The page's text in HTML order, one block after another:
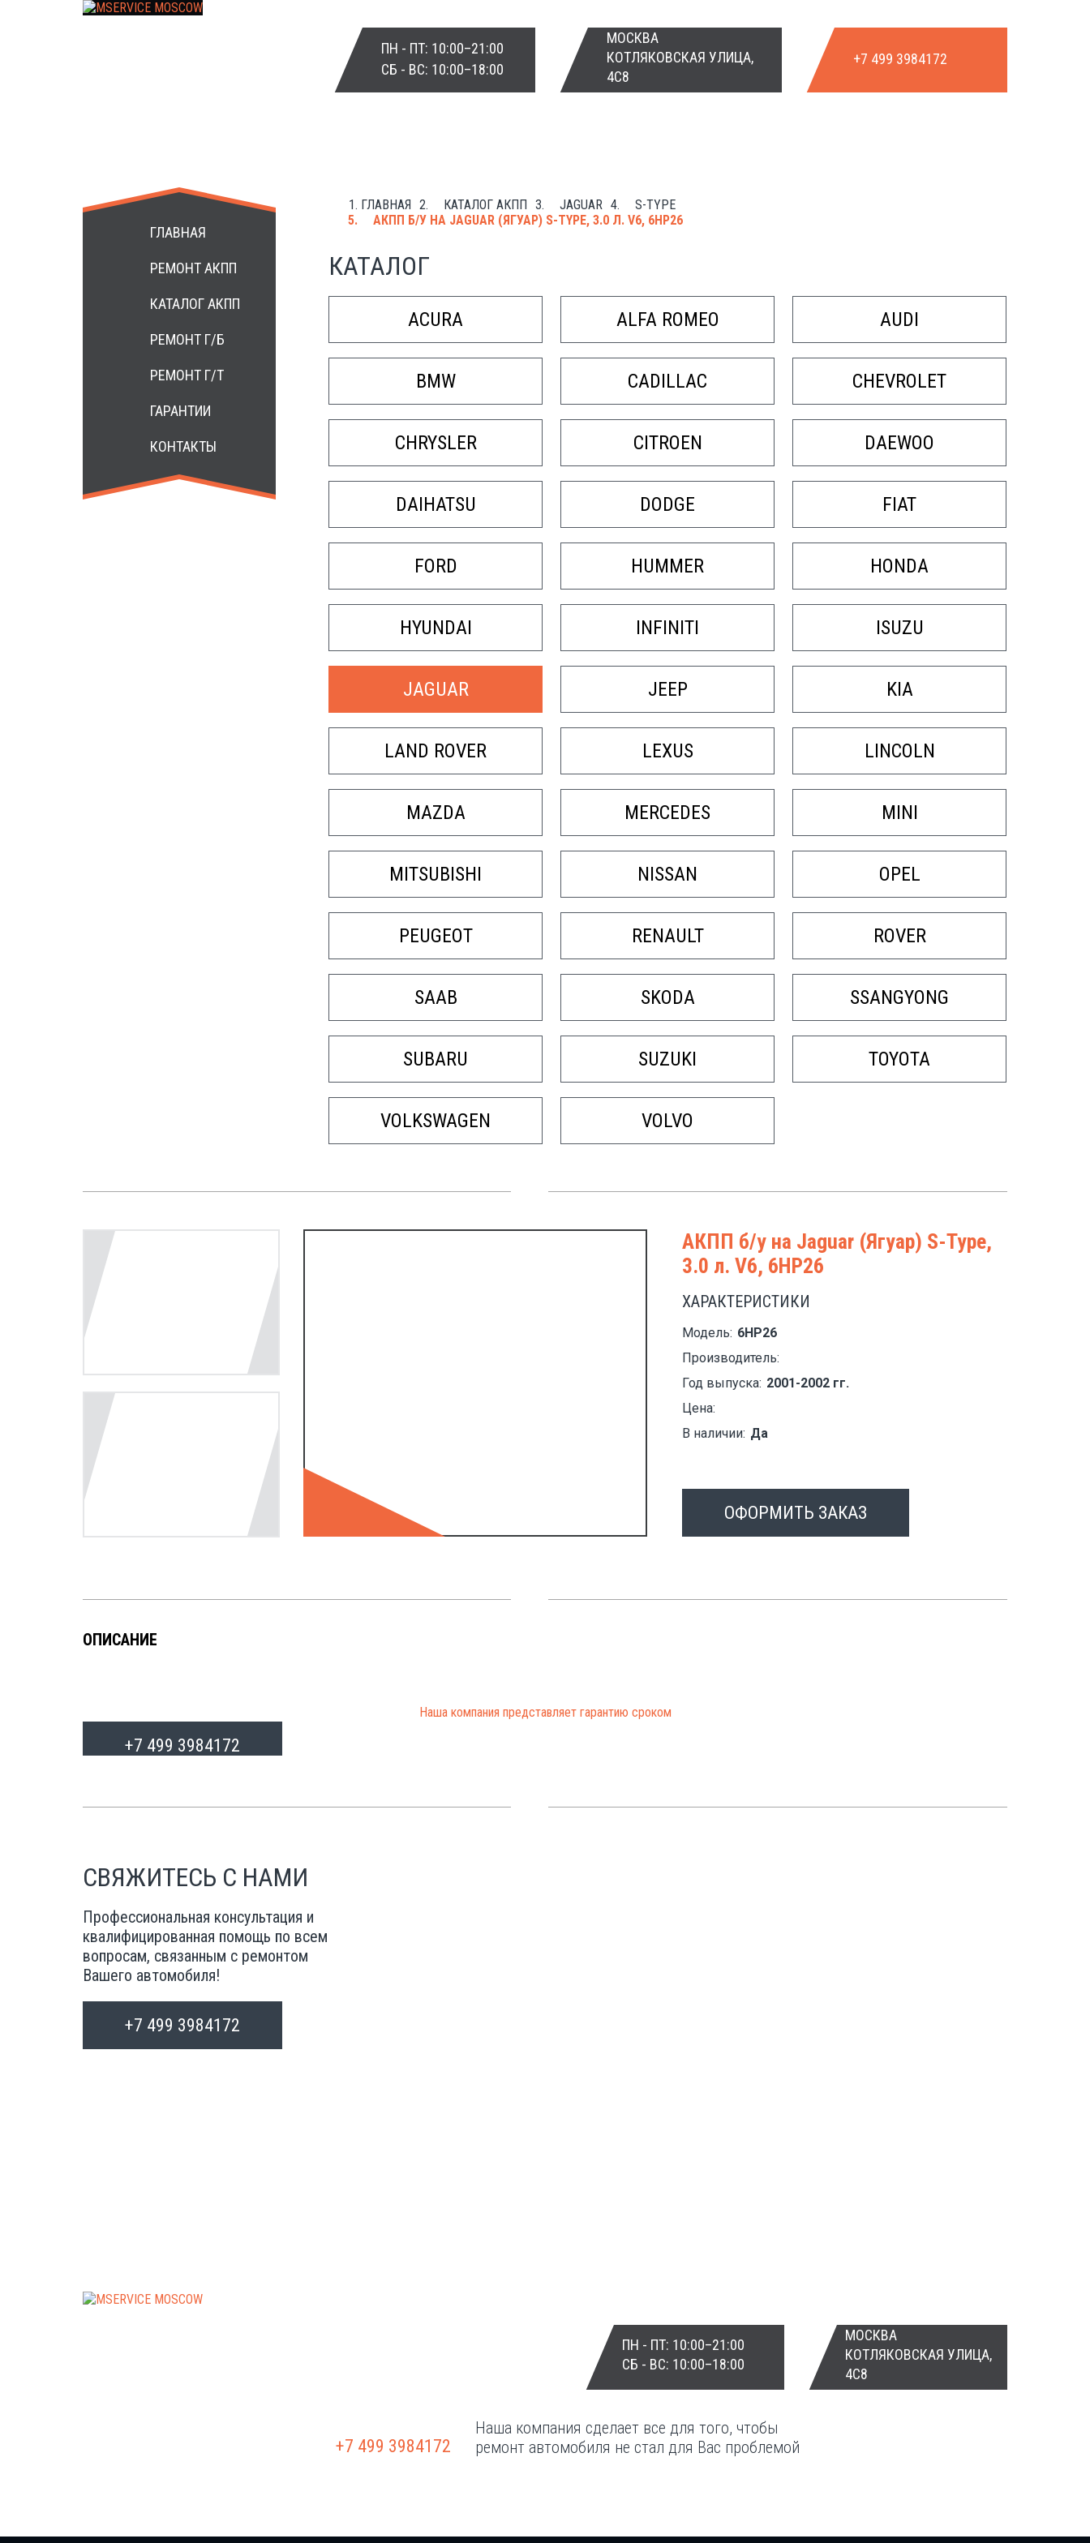
ПН - ПТ: 10:00–21:00
СБ - ВС: 10:00–18:00
МОСКВА
КОТЛЯКОВСКАЯ УЛИЦА,
4С8
+7 499 3984172
РЕМОНТ И ПРОДАЖА КОНТРАКТНЫХАКПП
+7 499 3984172
ГЛАВНАЯ
РЕМОНТ АКПП
КАТАЛОГ АКПП
РЕМОНТ Г/Б
РЕМОНТ Г/Т
ГАРАНТИИ
КОНТАКТЫ
ГЛАВНАЯ КАТАЛОГ АКПП JAGUAR
S-TYPE
АКПП Б/У НА JAGUAR (ЯГУАР) S-TYPE, 3.0 Л. V6, 6HP26
КАТАЛОГ
ACURA ALFA ROMEO AUDI
BMW CADILLAC CHEVROLET
CHRYSLER CITROEN DAEWOO
DAIHATSU DODGE FIAT
FORD HUMMER HONDA
HYUNDAI INFINITI ISUZU
JAGUAR JEEP KIA
LAND ROVER LEXUS LINCOLN
MAZDA MERCEDES MINI
MITSUBISHI NISSAN OPEL
PEUGEOT RENAULT ROVER
SAAB SKODA SSANGYONG
SUBARU SUZUKI TOYOTA
VOLKSWAGEN VOLVO
АКПП б/у на Jaguar (Ягуар) S-Type,
3.0 л. V6, 6HP26
ХАРАКТЕРИСТИКИ
Модель: 6HP26
Производитель:
Год выпуска: 2001-2002 гг.
Цена:
В наличии: Да
ОФОРМИТЬ ЗАКАЗ
ОПИСАНИЕ
Наша компания представляет гарантию сроком
+7 499 3984172
СВЯЖИТЕСЬ С НАМИ
Профессиональная консультация и
квалифицированная помощь по всем
вопросам, связанным с ремонтом
Вашего автомобиля!
+7 499 3984172
ПН - ПТ: 10:00–21:00
СБ - ВС: 10:00–18:00
МОСКВА
КОТЛЯКОВСКАЯ УЛИЦА,
4С8
+7 499 3984172
Наша компания сделает все для того, чтобы
ремонт автомобиля не стал для Вас проблемой